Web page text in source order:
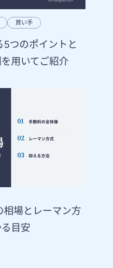
買い手
つのポイントと
用いてご紹介
場とレーマン方
目安